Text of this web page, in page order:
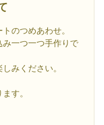
のつめあわせ。
み一つ一つ手作りで
みください。
す。